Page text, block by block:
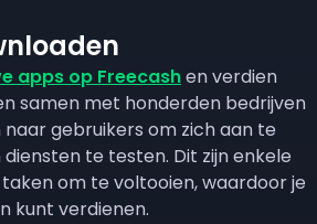
apps op Freecashen verdien
samen met honderden bedrijven
naar gebruikers om zich aan te
te testen. Dit zijn enkele
om te voltooien, waardoor je
kunt verdienen.